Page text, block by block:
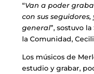
“Van a poder
con sus
general”, sostuvo
la Comunidad,
Los músicos de
estudio y grabar,